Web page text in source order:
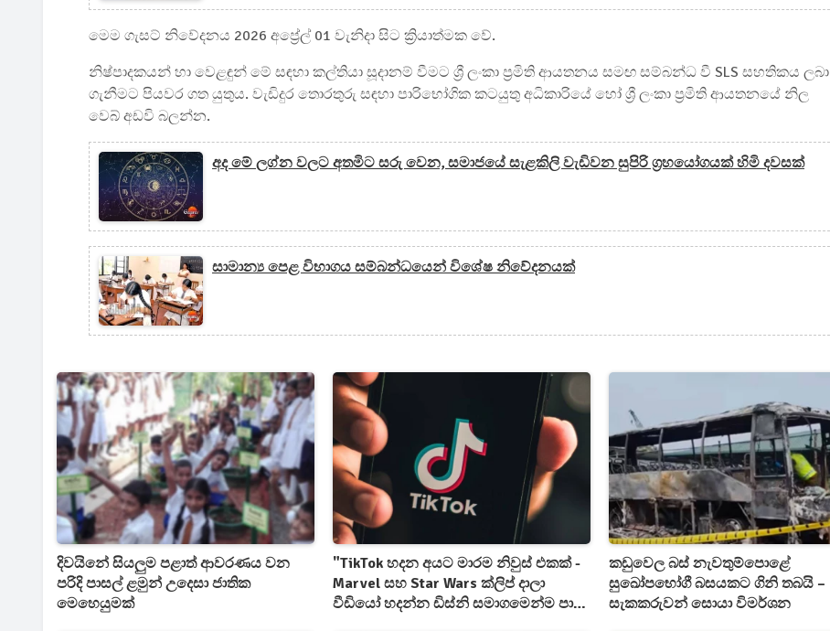
මෙම ගැසට් නිවේදනය 2026 අප්‍රේල් 01 වැනිදා සිට ක්‍රියාත්මක වේ.
නිෂ්පාදකයන් හා වෙළඳුන් මේ සඳහා කල්තියා සූදානම් වීමට ශ්‍රී ලංකා ප්‍රමිති ආයතනය සමඟ සම්බන්ධ වී SLS සහතිකය ලබා
ගැනීමට පියවර ගත යුතුය. වැඩිදුර තොරතුරු සඳහා පාරිභෝගික කටයුතු අධිකාරියේ හෝ ශ්‍රී ලංකා ප්‍රමිති ආයතනයේ නිල
වෙබ් අඩවි බලන්න.
අද මේ ලග්න වලට අතමිට සරු වෙන, සමාජයේ සැළකිලි වැඩිවන සුපිරි ග්‍රහයෝගයක් හිමි දවසක්
සාමාන්‍ය පෙළ විභාගය සම්බන්ධයෙන් විශේෂ නිවේදනයක්
දිවයිනේ සියලුම පළාත් ආවරණය වන
පරිදි පාසල් ළමුන් උදෙසා ජාතික
මෙහෙයුමක්
"TikTok හදන අයට මාරම නිවුස් එකක් -
Marvel සහ Star Wars ක්ලිප් දාලා
වීඩියෝ හදන්න ඩිස්නි සමාගමෙන්ම පාර
කඩුවෙල බස් නැවතුම්පොළේ
සුඛෝපභෝගී බසයකට ගිනි තබයි –
සැකකරුවන් සොයා විමර්ශන